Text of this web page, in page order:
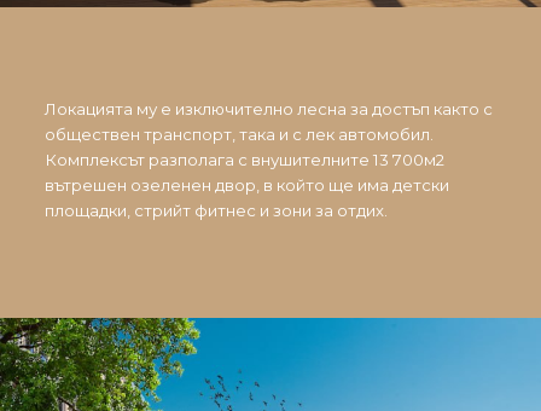
Локацията му е изключително лесна за достъп както с
обществен транспорт, така и с лек автомобил.
Комплексът разполага с внушителните 13 700м2
вътрешен озеленен двор, в който ще има детски
площадки, стрийт фитнес и зони за отдих.